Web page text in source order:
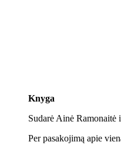
Knyga
Sudarė Ainė Ramonaitė
Per pasakojimą apie